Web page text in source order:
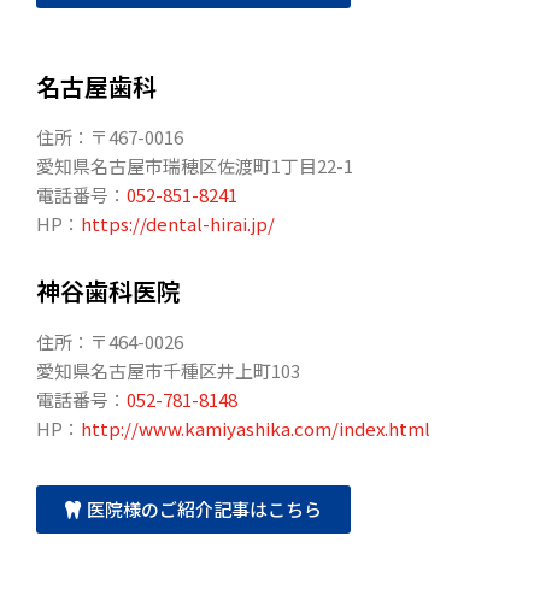
名古屋歯科
住所：〒467-0016
愛知県名古屋市瑞穂区佐渡町1丁目22-1
電話番号： 052-851-8241
HP： https://dental-hirai.jp/
神谷歯科医院
住所：〒464-0026
愛知県名古屋市千種区井上町103
電話番号： 052-781-8148
HP： http://www.kamiyashika.com/index.html
医院様のご紹介記事はこちら